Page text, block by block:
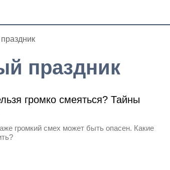
праздник
громко смеяться? Тайны
громкий смех может быть опасен. Какие